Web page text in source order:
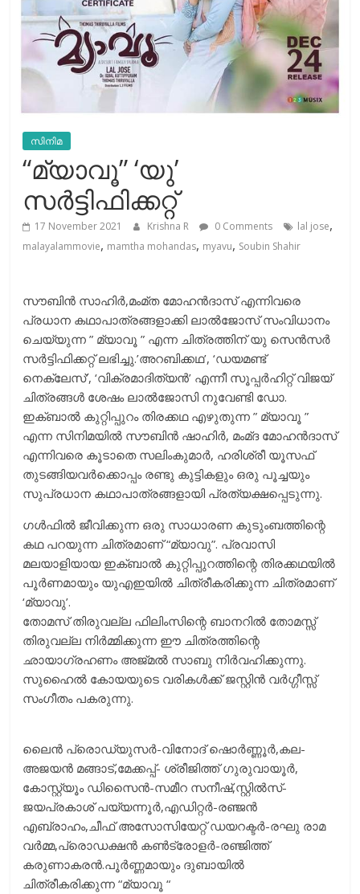
സിനിമ
“മ്യാവൂ” ‘യു’
സർട്ടിഫിക്കറ്റ്
17 November 2021 Krishna R 0 Comments lal jose,
malayalammovie, mamtha mohandas, myavu, Soubin Shahir
സൗബിന്‍ സാഹിര്‍,മംമ്ത മോഹന്‍ദാസ് എന്നിവരെ
പ്രധാന കഥാപാത്രങ്ങളാക്കി ലാല്‍ജോസ് സംവിധാനം
ചെയ്യുന്ന ” മ്യാവൂ ” എന്ന ചിത്രത്തിന് യു സെൻസർ
സർട്ടിഫിക്കറ്റ് ലഭിച്ചു.’അറബിക്കഥ’, ‘ഡയമണ്ട്
നെക്ലേസ്’, ‘വിക്രമാദിത്യന്‍’ എന്നീ സൂപ്പര്‍ഹിറ്റ് വിജയ്
ചിത്രങ്ങള്‍ ശേഷം ലാല്‍ജോസി നുവേണ്ടി ഡോ.
ഇക്ബാല്‍ കുറ്റിപ്പുറം തിരക്കഥ എഴുതുന്ന ” മ്യാവൂ ”
എന്ന സിനിമയില്‍ സൗബിന്‍ ഷാഹിര്‍, മംമ്ദ മോഹന്‍ദാസ്
എന്നിവരെ കൂടാതെ സലിംകുമാര്‍, ഹരിശ്രീ യൂസഫ്
തുടങ്ങിയവര്‍ക്കൊപ്പം രണ്ടു കുട്ടികളും ഒരു പൂച്ചയും
സുപ്രധാന കഥാപാത്രങ്ങളായി പ്രത്യക്ഷപ്പെടുന്നു.
ഗള്‍ഫില്‍ ജീവിക്കുന്ന ഒരു സാധാരണ കുടുംബത്തിന്റെ
കഥ പറയുന്ന ചിത്രമാണ് “മ്യാവു”. പ്രവാസി
മലയാളിയായ ഇക്ബാല്‍ കുറ്റിപ്പുറത്തിന്റെ തിരക്കഥയില്‍
പൂര്‍ണമായും യുഎഇയില്‍ ചിത്രീകരിക്കുന്ന ചിത്രമാണ്
‘മ്യാവു’.
തോമസ് തിരുവല്ല ഫിലിംസിന്റെ ബാനറില്‍ തോമസ്സ്
തിരുവല്ല നിര്‍മ്മിക്കുന്ന ഈ ചിത്രത്തിന്റെ
ഛായാഗ്രഹണം അജ്മല്‍ സാബു നിര്‍വഹിക്കുന്നു.
സുഹൈല്‍ കോയയുടെ വരികള്‍ക്ക് ജസ്റ്റിന്‍ വര്‍ഗ്ഗീസ്സ്
സംഗീതം പകരുന്നു.
ലെെന്‍ പ്രൊഡ്യുസര്‍-വിനോദ് ഷൊര്‍ണ്ണൂര്‍,കല-
അജയന്‍ മങ്ങാട്,മേക്കപ്പ്- ശ്രീജിത്ത് ഗുരുവായൂര്‍,
കോസ്റ്റ്യൂം ഡിസെെന്‍-സമീറ സനീഷ്,സ്റ്റില്‍സ്-
ജയപ്രകാശ് പയ്യന്നൂര്‍,എഡിറ്റര്‍-രഞ്ജന്‍
എബ്രാഹം,ചീഫ് അസോസിയേറ്റ് ഡയറക്ടര്‍-രഘു രാമ
വര്‍മ്മ,പ്രൊഡക്ഷന്‍ കണ്‍ട്രോളര്‍-രഞ്ജിത്ത്
കരുണാകരന്‍.പൂര്‍ണ്ണമായും ദുബായില്‍
ചിത്രീകരിക്കുന്ന “മ്യാവൂ “